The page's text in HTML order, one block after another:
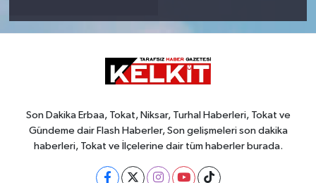
Son Dakika Erbaa, Tokat, Niksar, Turhal Haberleri, Tokat ve
Gündeme dair Flash Haberler, Son gelişmeleri son dakika
haberleri, Tokat ve İlçelerine dair tüm haberler burada.